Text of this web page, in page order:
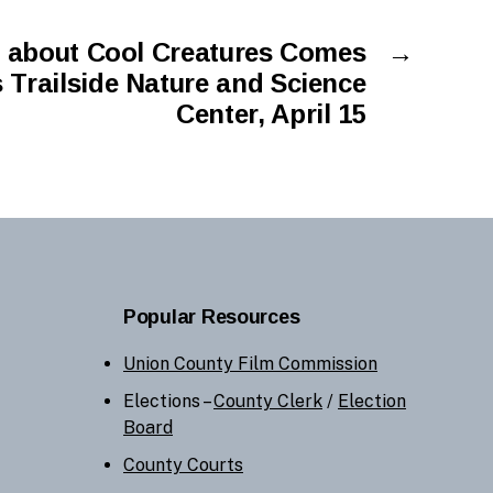
→
Cool Creatures Comes
Trailside Nature and Science
Center, April 15
Popular Resources
Union County Film Commission
Elections –County Clerk / Election
Board
County Courts